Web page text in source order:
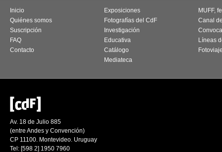
Inicio
Quiénes somos
Suscripción
FAQ
Contacto
Exposiciones
Fotografías del CdF
Investigación
Educativa
Catálogo
Mediateca
MUFF,
Canal
Líneas
Av. 18 de Julio 885
(entre Andes y Convención)
CP 11100. Montevideo. Uruguay
Tel: [598 2] 1950 7960